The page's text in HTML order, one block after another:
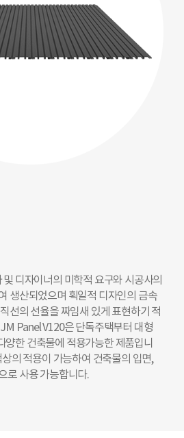
디자이너의 미학적 요구와 시공사의
생산되었으며 획일적 디자인의 금속
선의 선율을 짜임새 있게 표현하기 적
Panel V120은 단독주택부터 대형
양한 건축물에 적용가능한 제품입니
의 적용이 가능하여 건축물의 입면,
로 사용 가능합니다.